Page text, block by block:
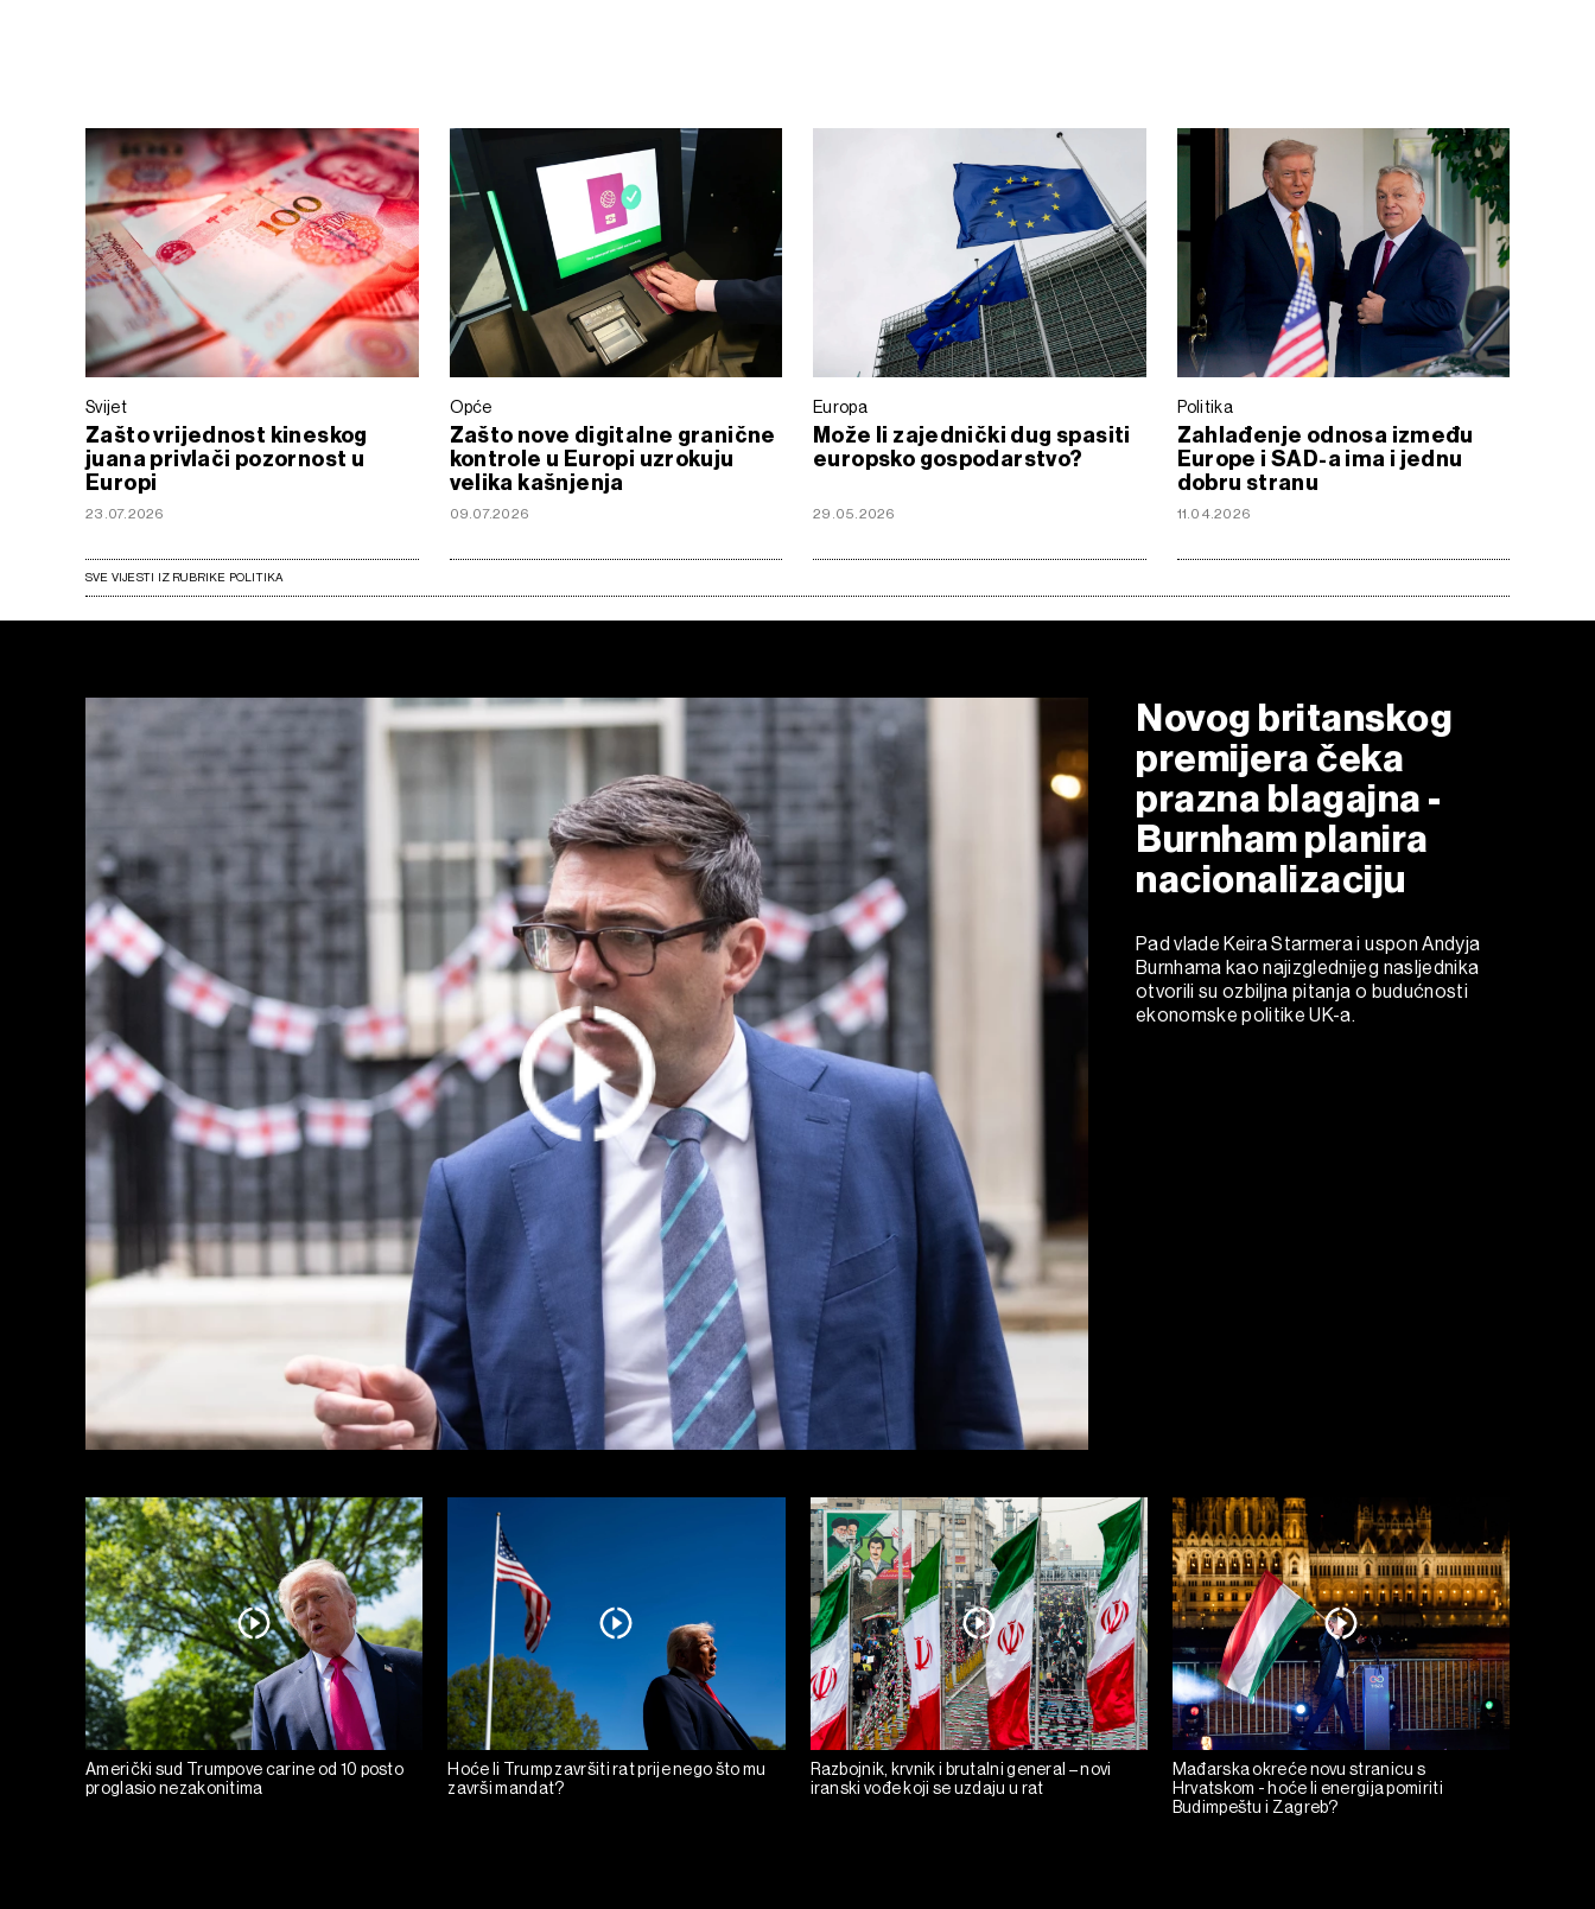
Svijet
Zašto vrijednost kineskog
juana privlači pozornost u
Europi
23.07.2026
Opće
Zašto nove digitalne granične
kontrole u Europi uzrokuju
velika kašnjenja
09.07.2026
Europa
Može li zajednički dug spasiti
europsko gospodarstvo?
29.05.2026
Politika
Zahlađenje odnosa između
Europe i SAD-a ima i jednu
dobru stranu
11.04.2026
SVE VIJESTI IZ RUBRIKE POLITIKA
Novog britanskog
premijera čeka
prazna blagajna -
Burnham planira
nacionalizaciju
Pad vlade Keira Starmera i uspon Andyja
Burnhama kao najizglednijeg nasljednika
otvorili su ozbiljna pitanja o budućnosti
ekonomske politike UK-a.
Američki sud Trumpove carine od 10 posto
proglasio nezakonitima
Hoće li Trump završiti rat prije nego što mu
završi mandat?
Razbojnik, krvnik i brutalni general – novi
iranski vođe koji se uzdaju u rat
Mađarska okreće novu stranicu s
Hrvatskom - hoće li energija pomiriti
Budimpeštu i Zagreb?